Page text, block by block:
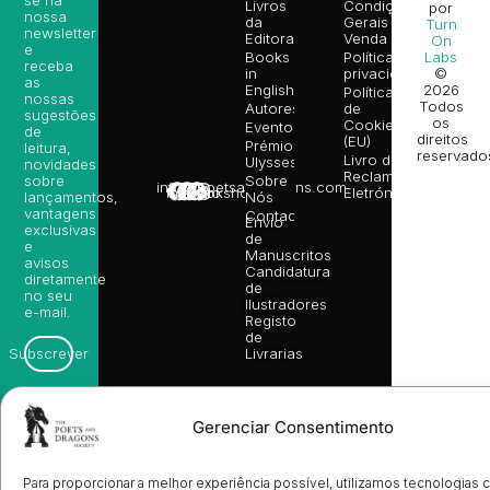
Gerenciar Consentimento
Para proporcionar a melhor experiência possível, utilizamos tecnologias
info@poetsandragons.com
Infantil
Adulto
Bookshop
Livros
da
Editora
Books
in
English
Autores
Eventos
Prémio
Ulysses
Sobre
Nós
Contactos
Envio
de
Manuscritos
Candidatura
de
Ilustradores
Registo
de
Livrarias
Condições
Gerais de
Venda
Política de
privacidade
Política
de
Cookies
(EU)
Livro de
Reclamações
Eletrónico
nossa
newsletter
e
receba
as
nossas
sugestões
de
leitura,
novidades
sobre
lançamentos,
vantagens
exclusivas
e
avisos
diretamente
no seu
e-mail.
Subscrever
por
Turn
On
Labs
©
2026
Todos
os
direitos